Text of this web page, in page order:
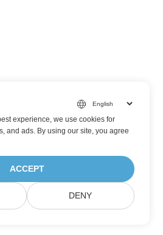
experience, we use cookies for
and ads. By using our site, you agree
ACCEPT
DENY